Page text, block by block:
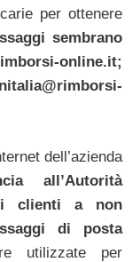
per ottenere
sembrano
online.it;
dell’azienda
all’Autorità
clienti a non
di posta
utilizzate per